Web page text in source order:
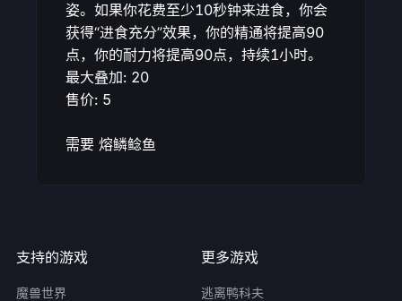
姿。如果你花费至少10秒钟来进食，你会
获得“进食充分”效果，你的精通将提高90
点，你的耐力将提高90点，持续1小时。
最大叠加: 20
售价: 5
需要 熔鳞鲶鱼
支持的游戏
魔兽世界
更多游戏
逃离鸭科夫